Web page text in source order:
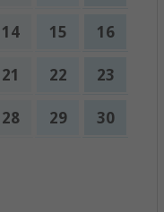
14 15 16
21 22 23
28 29 30